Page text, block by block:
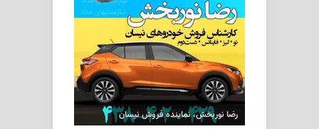
رضا نوربخش، نماینده فروش نیسان